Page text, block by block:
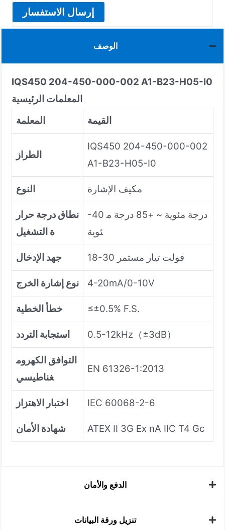
إرسال الاستفسار
الوصف
IQS450 204-450-000-002 A1-B23-H05-I0
المعلمات الرئيسية
المعلمة
القيمة
الطراز
IQS450 204-450-000-002
A1-B23-H05-I0
النوع مكيف الإشارة
نطاق درجة حرار
ة التشغيل
-40 درجة مئوية ~ +85 درجة م
ئوية
جهد الإدخال 18-30 فولت تيار مستمر
نوع إشارة الخرج 4-20mA/0-10V
خطأ الخطية ≤±0.5% F.S.
استجابة التردد 0.5-12kHz（±3dB）
التوافق الكهروم
غناطيسي
EN 61326-1:2013
اختبار الاهتزاز IEC 60068-2-6
شهادة الأمان ATEX II 3G Ex nA IIC T4 Gc
الدفع والأمان
تنزيل ورقة البيانات